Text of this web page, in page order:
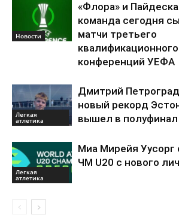
Новости
«Флора» и
команда сегодня
матчи третьего
конференций УЕФА
Легкая
атлетика
Дмитрий
новый рекорд
вышел в
Легкая
атлетика
Миа Мирейя Уусорг
ЧМ U20 c нового